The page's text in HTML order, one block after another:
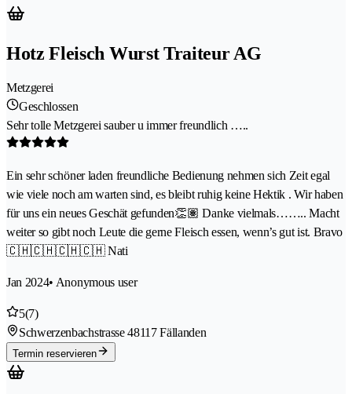
Hotz Fleisch Wurst Traiteur AG
Metzgerei
Geschlossen
Sehr tolle Metzgerei sauber u immer freundlich …..
Ein sehr schöner laden freundliche Bedienung nehmen sich Zeit egal
wie viele noch am warten sind, es bleibt ruhig keine Hektik . Wir haben
für uns ein neues Geschät gefunden👏🏽 Danke vielmals…….. Macht
weiter so gibt noch Leute die gerne Fleisch essen, wenn’s gut ist. Bravo
🇨🇭🇨🇭🇨🇭🇨🇭 Nati
Jan 2024• Anonymous user
5(7)
Schwerzenbachstrasse 48117 Fällanden
Termin reservieren